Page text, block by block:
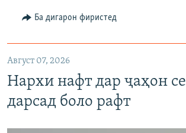
Ба дигарон фиристед
Август 07, 2026
Нархи нафт дар ҷаҳон се
дарсад боло рафт